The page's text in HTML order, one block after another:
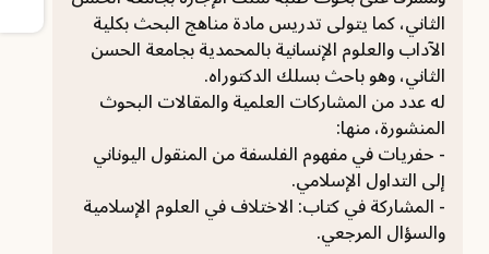
الثاني، كما يتولى تدريس مادة مناهج البحث بكلية
الآداب والعلوم الإنسانية بالمحمدية بجامعة الحسن
الثاني، وهو باحث بسلك الدكتوراه.
له عدد من المشاركات العلمية والمقالات البحوث
المنشورة، منها:
- حفريات في مفهوم الفلسفة من المنقول اليوناني
إلى التداول الإسلامي.
- المشاركة في كتاب: الاختلاف في العلوم الإسلامية
والسؤال المرجعي.